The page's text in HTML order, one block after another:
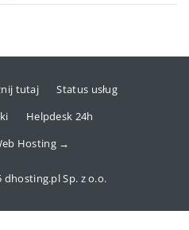
tutaj
Status usług
Helpdesk 24h
Hosting →
Sp. z o.o.